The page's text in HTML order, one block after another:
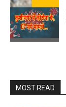
MOST READ